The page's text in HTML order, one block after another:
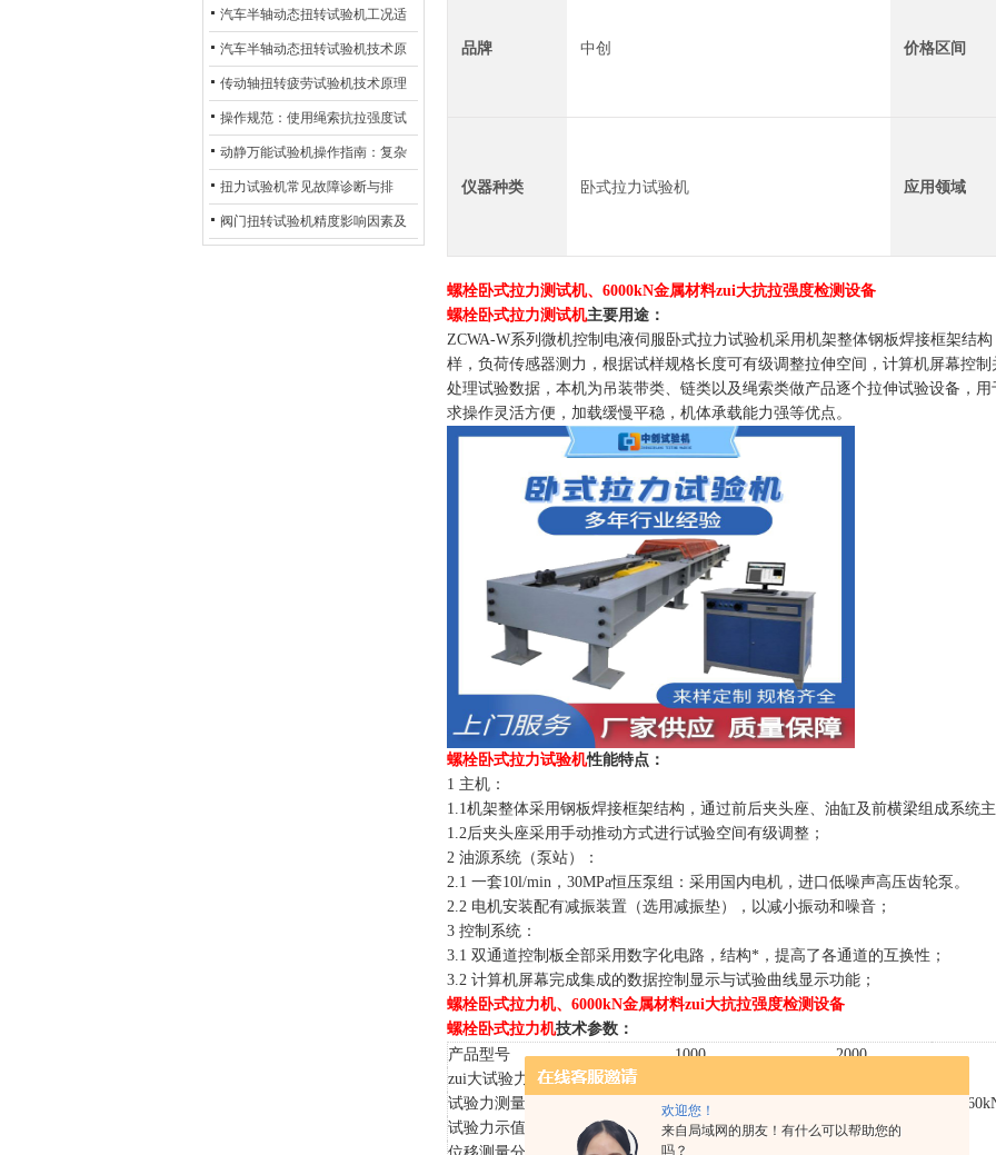
欢迎您！
来自局域网的朋友！有什么可以帮助您的
吗？
术及产业落地应用
汽车半轴动态扭转试验机工况适
配与质控应用探析
汽车半轴动态扭转试验机技术原
理与行业应用
传动轴扭转疲劳试验机技术原理
与行业应用
操作规范：使用绳索抗拉强度试
验机的完整测试步骤
动静万能试验机操作指南：复杂
动态测试的标准化流程
扭力试验机常见故障诊断与排
除：从传感器信号异常到机械传
阀门扭转试验机精度影响因素及
品牌 中创 价格区间
仪器种类 卧式拉力试验机 应用领域
螺栓卧式拉力测试机、6000kN金属材料zui大抗拉强度检测设备
螺栓卧式拉力测试机主要用途：
ZCWA-W系列微机控制电液伺服卧式拉力试验机采用机架整体钢板焊接框架结
样，负荷传感器测力，根据试样规格长度可有级调整拉伸空间，计算机屏幕控
处理试验数据，本机为吊装带类、链类以及绳索类做产品逐个拉伸试验设备，
求操作灵活方便，加载缓慢平稳，机体承载能力强等优点。
螺栓卧式拉力试验机性能特点：
1 主机：
1.1机架整体采用钢板焊接框架结构，通过前后夹头座、油缸及前横梁组成系统
1.2后夹头座采用手动推动方式进行试验空间有级调整；
2 油源系统（泵站）：
2.1 一套10l/min，30MPa恒压泵组：采用国内电机，进口低噪声高压齿轮泵。
2.2 电机安装配有减振装置（选用减振垫），以减小振动和噪音；
3 控制系统：
3.1 双通道控制板全部采用数字化电路，结构*，提高了各通道的互换性；
3.2 计算机屏幕完成集成的数据控制显示与试验曲线显示功能；
螺栓卧式拉力机、6000kN金属材料zui大抗拉强度检测设备
螺栓卧式拉力机技术参数：
产品型号
1000
2000
zui大试验力（kN）
试验力测量范围
kN-1000kN 60k
试验力示值精度
±1%